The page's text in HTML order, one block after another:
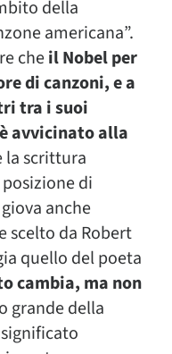
della
americana”.
cheil Nobel per
di canzoni, e a
tra i suoi
avvicinato alla
la scrittura
di
anche
scelto da Robert
quello del poeta
cambia, ma non
grande della